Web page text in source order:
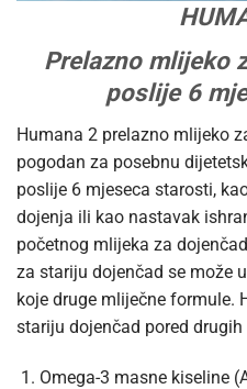
Prelazno mlijeko
poslije 6
Humana 2 prelazno mlijeko
pogodan za posebnu
poslije 6 mjeseca starosti,
dojenja ili kao nastavak
početnog mlijeka za
za stariju dojenčad se može
koje druge mliječne formule.
stariju dojenčad pored
Omega-3 masne kiseline